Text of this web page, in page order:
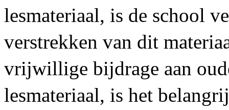
lesmateriaal, is de school
verstrekken van dit
vrijwillige bijdrage aan
lesmateriaal, is het